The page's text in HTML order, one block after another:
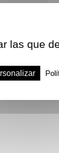
las que